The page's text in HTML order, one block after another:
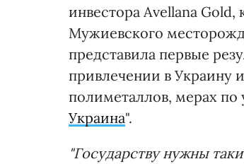
инвестора Avellana
Мужиевского
представила первые
привлечении в Украину
полиметаллов, мерах
Украина".
"Государству нужны